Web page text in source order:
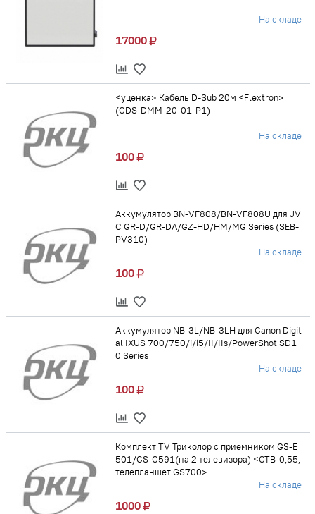
На складе
17000
<уценка> Кабель D-Sub 20м <Flextron>
(CDS-DMM-20-01-P1)
На складе
100
Аккумулятор BN-VF808/BN-VF808U для JV
C GR-D/GR-DA/GZ-HD/HM/MG Series (SEB-
PV310)
На складе
100
Аккумулятор NB-3L/NB-3LH для Canon Digit
al IXUS 700/750/i/i5/II/IIs/PowerShot SD1
0 Series
На складе
100
Комплект TV Триколор с приемником GS-E
501/GS-C591(на 2 телевизора) <СТВ-0,55,
телепланшет GS700>
На складе
1000